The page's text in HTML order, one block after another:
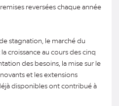
reversées chaque année
stagnation, le marché du
croissance au cours des cinq
des besoins, la mise sur le
et les extensions
disponibles ont contribué à